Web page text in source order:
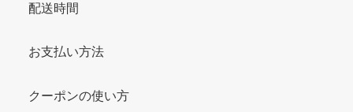
配送時間
お支払い方法
クーポンの使い方